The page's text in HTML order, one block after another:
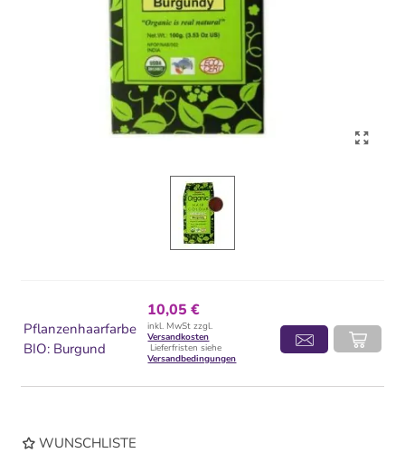
Pflanzenhaarfarbe
BIO: Burgund
10,05 €
inkl. MwSt zzgl.
Versandkosten
Lieferfristen siehe
Versandbedingungen
WUNSCHLISTE